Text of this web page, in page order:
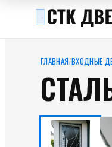
ГЛАВНАЯ/ВХОДНЫЕ